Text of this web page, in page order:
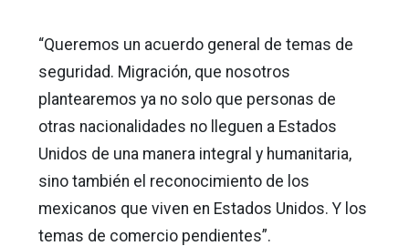
“Queremos un acuerdo general de temas de
seguridad. Migración, que nosotros
plantearemos ya no solo que personas de
otras nacionalidades no lleguen a Estados
Unidos de una manera integral y humanitaria,
sino también el reconocimiento de los
mexicanos que viven en Estados Unidos. Y los
temas de comercio pendientes”.